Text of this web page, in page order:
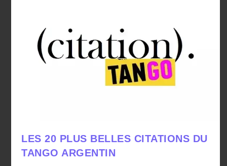
LES 20 PLUS BELLES CITATIONS DU
TANGO ARGENTIN